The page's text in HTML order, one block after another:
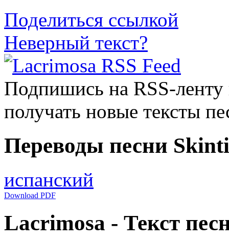
Поделиться ссылкой
Неверный текст?
Подпишись на RSS-
получать новые тексты
Переводы песни
испанский
Download PDF
Lacrimosa - Текст